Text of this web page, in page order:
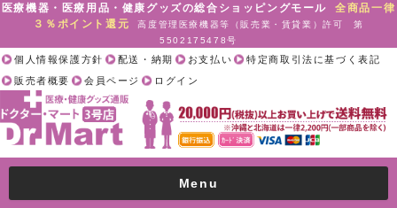
医療機器・医療用品・健康グッズの総合ショッピングモール全商品一律
３％ポイント還元
高度管理医療機器等（販売業・賃貸業）許可 第
5502175478号
個人情報保護方針 配送・納期 お支払い
特定商取引法に基づく表記
販売者概要
会員ページ ログイン
Menu